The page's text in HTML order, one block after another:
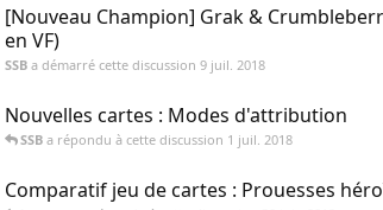
[Nouveau Champion] Grak &
en VF)
SSB a démarré cette discussion 9 juil. 2018
Nouvelles cartes : Modes d'attribution
SSB a répondu à cette discussion 1 juil. 2018
Comparatif jeu de cartes : Prouesses